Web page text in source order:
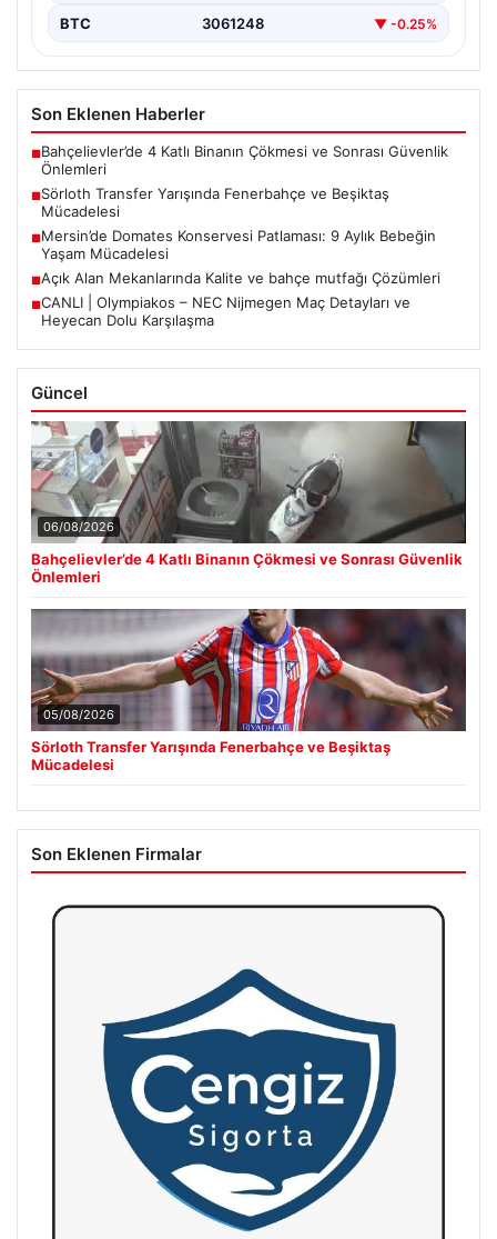
BTC 3061248 ▼ -0.25%
Son Eklenen Haberler
■Bahçelievler’de 4 Katlı Binanın Çökmesi ve Sonrası Güvenlik
Önlemleri
■Sörloth Transfer Yarışında Fenerbahçe ve Beşiktaş
Mücadelesi
■Mersin’de Domates Konservesi Patlaması: 9 Aylık Bebeğin
Yaşam Mücadelesi
■Açık Alan Mekanlarında Kalite ve bahçe mutfağı Çözümleri
■CANLI | Olympiakos – NEC Nijmegen Maç Detayları ve
Heyecan Dolu Karşılaşma
Güncel
06/08/2026
Bahçelievler’de 4 Katlı Binanın Çökmesi ve Sonrası Güvenlik
Önlemleri
05/08/2026
Sörloth Transfer Yarışında Fenerbahçe ve Beşiktaş
Mücadelesi
Son Eklenen Firmalar